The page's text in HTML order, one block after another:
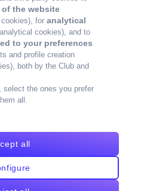
the website
cookies), foranalytical
cookies), and to
to your preferences
and profile creation
both by the Club and
select the ones you prefer
all.
all